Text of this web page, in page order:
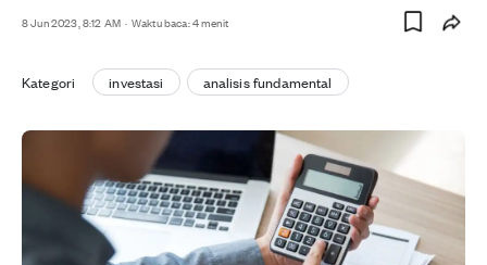
8 Jun 2023, 8:12 AM · Waktu baca: 4 menit
Kategori investasi analisis fundamental